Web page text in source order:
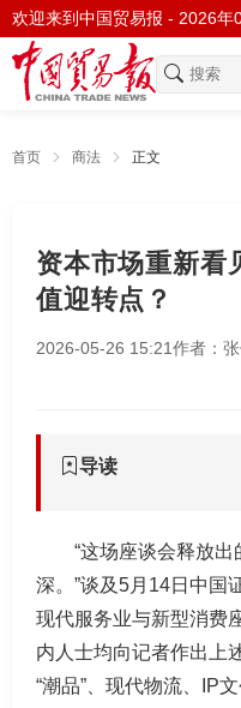
欢迎来到中国贸易报 - 2026年
首页 商法 正文
资本市场重新看
值迎转点？
2026-05-26 15:21作者：
导读
“这场座谈会释放
深。”谈及5月14日中国
现代服务业与新型消费
内人士均向记者作出上
“潮品”、现代物流、IP